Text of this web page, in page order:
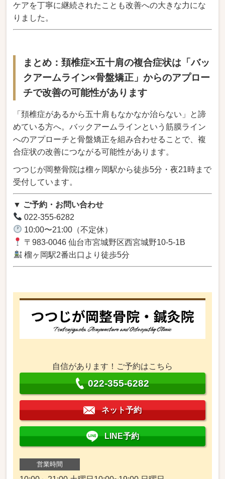
ケアを丁寧に継続されたことも改善への大きな力にな
りました。
まとめ：頚椎症×五十肩の複合症状は「バッ
クアームライン×骨盤矯正」からのアプロー
チで改善の可能性があります
「頚椎症があるから五十肩もなかなか治らない」と諦
めている方へ。バック アームラインという筋膜ライン
へのアプローチと骨盤矯正を組み合わせることで 、複
合症状の改善につながる可能性があります。
つつじが岡整骨院は榴ヶ岡駅から徒歩5分・夜21時まで
受付しています。
▼ ご予約・お問い合わせ
022-355-6282
10:00〜21:00（不定休）
〒983-0046仙台市宮城野区西宮城野10-5-1B
榴ヶ岡駅2番出口より徒歩5分
自信があります！ご予約はこちら
022-355-6282
ネット予約
LINE予約
営業時間